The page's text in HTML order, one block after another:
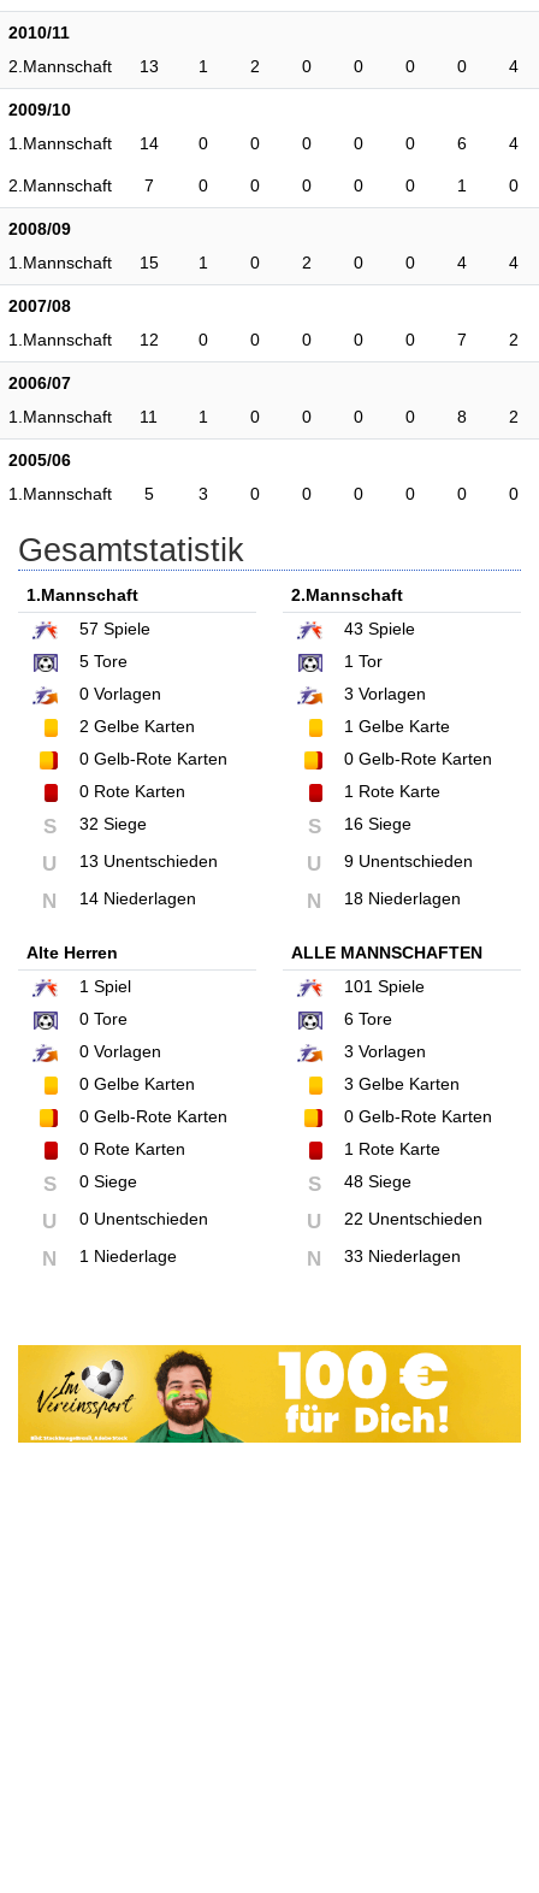
2010/11
2.Mannschaft
13 1 2 0 0 0 0 4
2009/10
1.Mannschaft
14 0 0 0 0 0 6 4
2.Mannschaft 7 0 0 0 0 0 1 0
2008/09
1.Mannschaft
15 1 0 2 0 0 4 4
2007/08
1.Mannschaft
12 0 0 0 0 0 7 2
2006/07
1.Mannschaft
11 1 0 0 0 0 8 2
2005/06
1.Mannschaft
5 3 0 0 0 0 0 0
Gesamtstatistik
1.Mannschaft
57 Spiele
5 Tore
0 Vorlagen
2 Gelbe Karten
0 Gelb-Rote Karten
0 Rote Karten
S 32 Siege
U 13 Unentschieden
N 14 Niederlagen
2.Mannschaft
43 Spiele
1 Tor
3 Vorlagen
1 Gelbe Karte
0Gelb-Rote Karten
1 Rote Karte
S 16 Siege
U 9 Unentschieden
N 18 Niederlagen
Alte Herren
1 Spiel
0 Tore
0 Vorlagen
0 Gelbe Karten
0 Gelb-Rote Karten
0 Rote Karten
S 0 Siege
U 0 Unentschieden
N 1 Niederlage
ALLE MANNSCHAFTEN
101 Spiele
6Tore
3 Vorlagen
3 Gelbe Karten
0Gelb-Rote Karten
1 Rote Karte
S 48 Siege
U 22 Unentschieden
N 33 Niederlagen